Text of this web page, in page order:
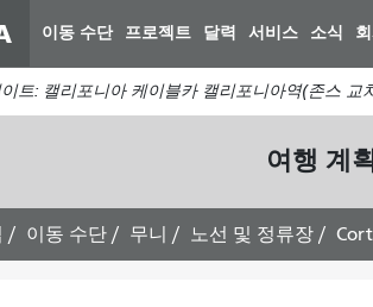
이동 수단 프로젝트 달력 서비스 소식
트: 캘리포니아 케이블카 캘리포니아역(존스
여행 계
이동 수단 무니 노선 및 정류장